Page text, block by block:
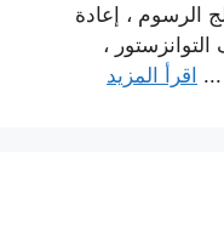
الرسوم ، إعادة
،
... اقرأ المزيد